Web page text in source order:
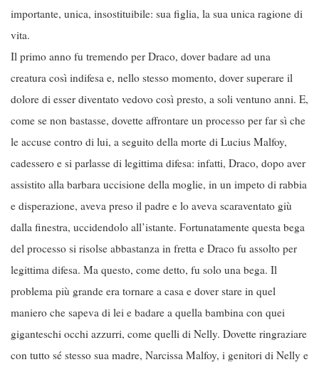
importante, unica, insostituibile: sua figlia, la sua unica ragione di
vita.
Il primo anno fu tremendo per Draco, dover badare ad una
creatura così indifesa e, nello stesso momento, dover superare il
dolore di esser diventato vedovo così presto, a soli ventuno anni. E,
come se non bastasse, dovette affrontare un processo per far sì che
le accuse contro di lui, a seguito della morte di Lucius Malfoy,
cadessero e si parlasse di legittima difesa: infatti, Draco, dopo aver
assistito alla barbara uccisione della moglie, in un impeto di rabbia
e disperazione, aveva preso il padre e lo aveva scaraventato giù
dalla finestra, uccidendolo all’istante. Fortunatamente questa bega
del processo si risolse abbastanza in fretta e Draco fu assolto per
legittima difesa. Ma questo, come detto, fu solo una bega. Il
problema più grande era tornare a casa e dover stare in quel
maniero che sapeva di lei e badare a quella bambina con quei
giganteschi occhi azzurri, come quelli di Nelly. Dovette ringraziare
con tutto sé stesso sua madre, Narcissa Malfoy, i genitori di Nelly e